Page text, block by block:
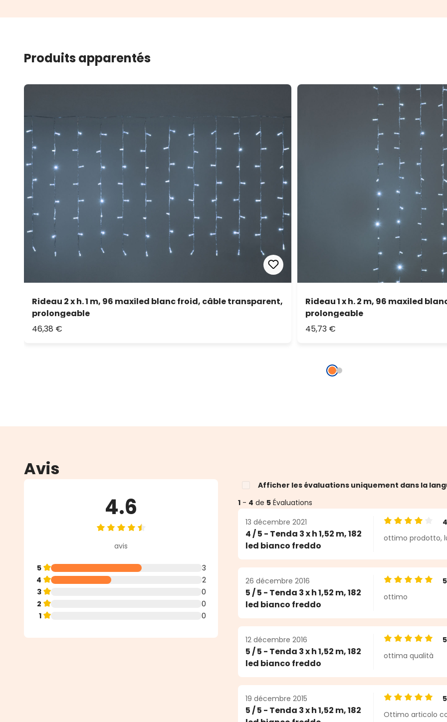
Produits apparentés
Rideau 2 x h. 1 m, 96 maxiled blanc froid, câble transparent,
prolongeable
46,38 €
Rideau 1 x h. 2 m, 96 maxiled
prolongeable
45,73 €
Avis
4.6
Note moyenne de 4.6 sur 5 étoiles
avis
5
3
4
2
3
0
2
0
1
0
Afficher les évaluations uniquement dans la
1 - 4 de 5 Évaluations
13 décembre 2021
4 / 5 - Tenda 3 x h 1,52 m, 182
led bianco freddo
Note moyenne
4
ottimo prodotto,
26 décembre 2016
5 / 5 - Tenda 3 x h 1,52 m, 182
led bianco freddo
Note moyenne
5
ottimo
12 décembre 2016
5 / 5 - Tenda 3 x h 1,52 m, 182
led bianco freddo
Note moyenne
5
ottima qualità
19 décembre 2015
5 / 5 - Tenda 3 x h 1,52 m, 182
Note moyenne
5
Ottimo articolo